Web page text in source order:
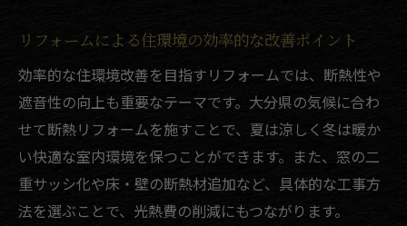
リフォームで卒FIT後も太陽光を最大活用す
九州電力の売電終了とリフォーム対策
リフォームで九州電力売電終了後の備えを
強化
太陽光売電終了時のリフォーム活用ポイン
ト
リフォームによる住環境の効率的な改善ポイント
効率的な住環境改善を目指すリフォームでは、断熱性や
遮音性の向上も重要なテーマです。大分県の気候に合わ
せて断熱リフォームを施すことで、夏は涼しく冬は暖か
い快適な室内環境を保つことができます。また、窓の二
重サッシ化や床・壁の断熱材追加など、具体的な工事方
法を選ぶことで、光熱費の削減にもつながります。